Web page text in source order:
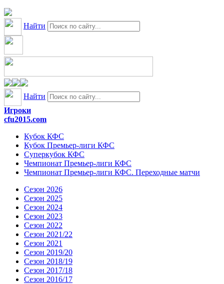
Найти
Найти
Игроки
cfu2015.com
Кубок КФС
Кубок Премьер-лиги КФС
Суперкубок КФС
Чемпионат Премьер-лиги КФС
Чемпионат Премьер-лиги КФС. Переходные матчи
Сезон 2026
Сезон 2025
Сезон 2024
Сезон 2023
Сезон 2022
Сезон 2021/22
Сезон 2021
Сезон 2019/20
Сезон 2018/19
Сезон 2017/18
Сезон 2016/17